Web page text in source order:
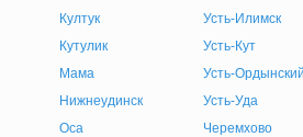
Култук
Кутулик
Мама
Нижнеудинск
Оса
Усть-Илимск
Усть-Кут
Усть-Ордынский
Усть-Уда
Черемхово